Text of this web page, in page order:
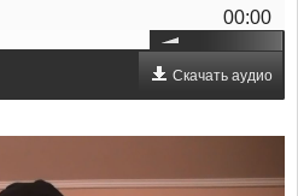
00:00
Скачать аудио